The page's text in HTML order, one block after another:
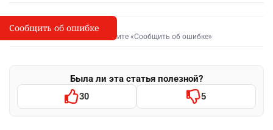
I
Сообщить об опечатке
Выделите фрагмент и нажмите «Сообщить об ошибке»
Была ли эта статья полезной?
30 5
Сообщить об ошибке